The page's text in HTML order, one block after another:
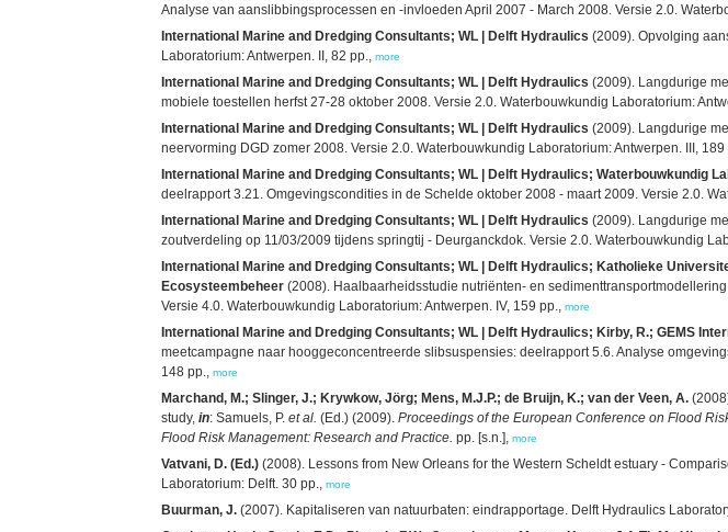
Analyse van aanslibbingsprocessen en -invloeden April 2007 - March 2008. Versie 2.0.
International Marine and Dredging Consultants; WL | Delft Hydraulics (2009). Opvolging
Laboratorium: Antwerpen. II, 82 pp., more
International Marine and Dredging Consultants; WL | Delft Hydraulics (2009). Langdurige
mobiele toestellen herfst 27-28 oktober 2008. Versie 2.0. Waterbouwkundig Laboratorium:
International Marine and Dredging Consultants; WL | Delft Hydraulics (2009). Langdurige
neervorming DGD zomer 2008. Versie 2.0. Waterbouwkundig Laboratorium: Antwerpen. III, 189
International Marine and Dredging Consultants; WL | Delft Hydraulics; Waterbouwkundig
deelrapport 3.21. Omgevingscondities in de Schelde oktober 2008 - maart 2009. Versie 2.0.
International Marine and Dredging Consultants; WL | Delft Hydraulics (2009). Langdurige
zoutverdeling op 11/03/2009 tijdens springtij - Deurganckdok. Versie 2.0. Waterbouwkundig
International Marine and Dredging Consultants; WL | Delft Hydraulics; Katholieke
Ecosysteembeheer (2008). Haalbaarheidsstudie nutriënten- en
Versie 4.0. Waterbouwkundig Laboratorium: Antwerpen. IV, 159 pp., more
International Marine and Dredging Consultants; WL | Delft Hydraulics; Kirby, R.; GEMS
meetcampagne naar hooggeconcentreerde slibsuspensies: deelrapport 5.6. Analyse
148 pp., more
Marchand, M.; Slinger, J.; Krywkow, Jörg; Mens, M.J.P.; de Bruijn, K.; van der Veen, A.
study, in: Samuels, P. et al. (Ed.) (2009). Proceedings of the European Conference on Flood
Flood Risk Management: Research and Practice. pp. [s.n.], more
Vatvani, D. (Ed.) (2008). Lessons from New Orleans for the Western Scheldt estuary -
Laboratorium: Delft. 30 pp., more
Buurman, J. (2007). Kapitaliseren van natuurbaten: eindrapportage. Delft Hydraulics